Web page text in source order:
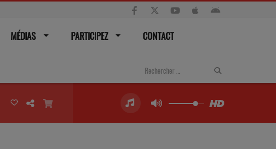
MÉDIAS PARTICIPEZ CONTACT